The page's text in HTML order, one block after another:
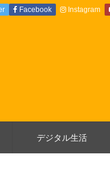
デジタル生活
Facebook Instagram